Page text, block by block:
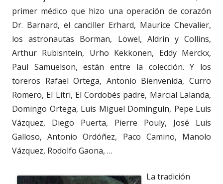
primer médico que hizo una operación de corazón
Dr. Barnard, el canciller Erhard, Maurice Chevalier,
los astronautas Borman, Lowel, Aldrin y Collins,
Arthur Rubisntein, Urho Kekkonen, Eddy Merckx,
Paul Samuelson, están entre la colección. Y los
toreros Rafael Ortega, Antonio Bienvenida, Curro
Romero, El Litri, El Cordobés padre, Marcial Lalanda,
Domingo Ortega, Luis Miguel Dominguín, Pepe Luis
Vázquez, Diego Puerta, Pierre Pouly, José Luis
Galloso, Antonio Ordóñez, Paco Camino, Manolo
Vázquez, Rodolfo Gaona, …
La tradición